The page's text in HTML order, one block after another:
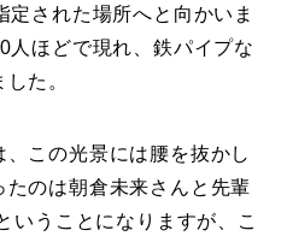
定された場所へと向かいま
人ほどで現れ、鉄パイプな
た。
この光景には腰を抜かし
のは朝倉未来さんと先輩
いうことになりますが、こ